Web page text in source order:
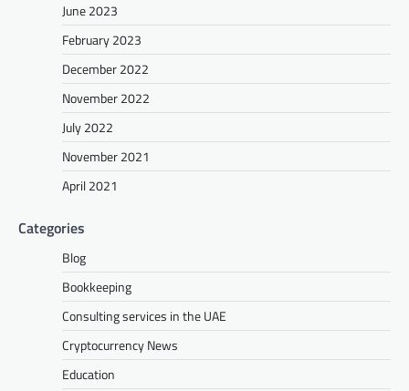
June 2023
February 2023
December 2022
November 2022
July 2022
November 2021
April 2021
Categories
Blog
Bookkeeping
Consulting services in the UAE
Cryptocurrency News
Education